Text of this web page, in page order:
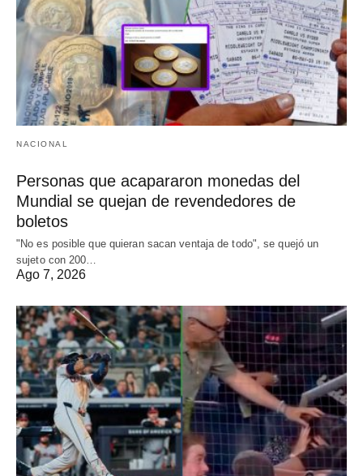
NACIONAL
Personas que acapararon monedas del
Mundial se quejan de revendedores de
boletos
"No es posible que quieran sacan ventaja de todo", se quejó un
sujeto con 200…
Ago 7, 2026